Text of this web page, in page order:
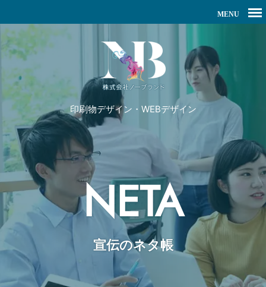
印刷物デザイン・WEBデザイン
NETA
宣伝のネタ帳